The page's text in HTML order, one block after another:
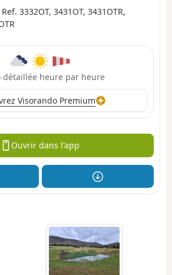
Ref. 3332OT, 3431OT, 3431OTR,
détaillée heure par heure
Visorando Premium
Ouvrir dans l'app